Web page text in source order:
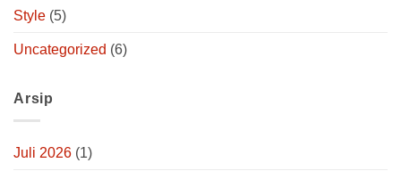
Style (5)
Uncategorized (6)
Arsip
Juli 2026 (1)